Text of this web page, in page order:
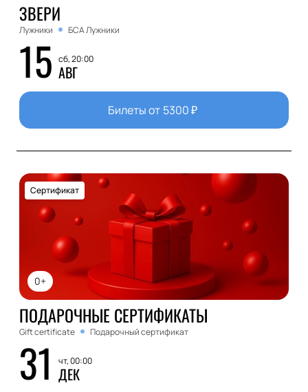
ЗВЕРИ
Лужники БСА Лужники
15 сб, 20:00
АВГ
Билеты от 5300₽
0+
Сертификат
ПОДАРОЧНЫЕ СЕРТИФИКАТЫ
Gift certificate Подарочный сертификат
31 чт, 00:00
ДЕК